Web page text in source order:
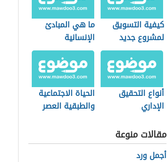
كيفية التسويق
لمشروع جديد
ما هي المبادئ
الإنسانية
أنواع التحقيق
الإداري
الحياة الاجتماعية
والطبقية العصر
مقالات منوعة
أجمل ورد